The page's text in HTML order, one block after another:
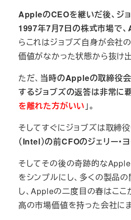
AppleのCEOを継いだ後、ジ
1997年7月7日の株式市場で
らこれはジョブズ自身が会社
価値がなかった状態から抜け
ただ、 当時のAppleの取締役会
するジョブズの返答は非常に
を離れた方がいい 」。
そしてすぐにジョブズは取締
（Intel）の前CFOのジェリー
そしてその後の奇跡的な
をシンプルにし、多くの製品
し、Appleの二度目の春はこ
高の市場価値を持った会社に